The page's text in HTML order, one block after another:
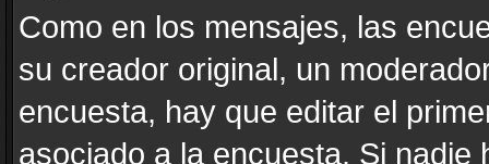
Como en los mensajes, las
su creador original, un
encuesta, hay que editar el
asociado a la encuesta. Si